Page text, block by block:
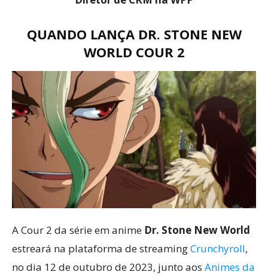
QUANDO LANÇA DR. STONE NEW
WORLD COUR 2
A Cour 2 da série em anime Dr. Stone New World
estreará na plataforma de streamingCrunchyroll,
no dia 12 de outubro de 2023, junto aos Animes da